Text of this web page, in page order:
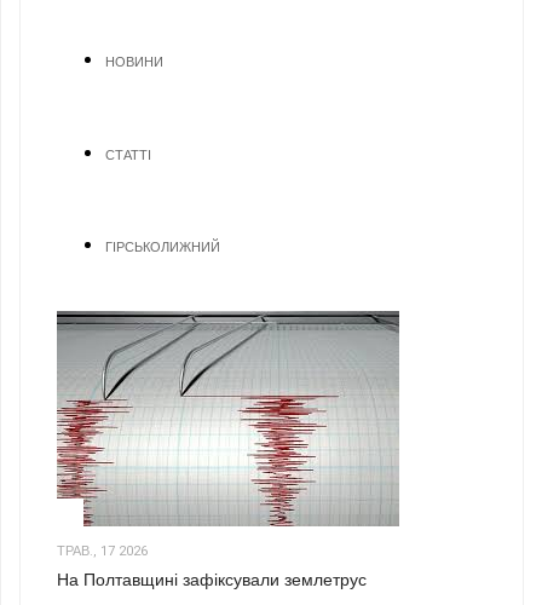
НОВИНИ
СТАТТІ
ГІРСЬКОЛИЖНИЙ
ТРАВ., 17 2026
На Полтавщині зафіксували землетрус